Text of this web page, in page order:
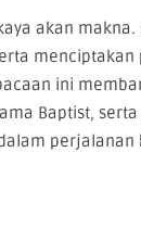
akan
menciptakan
ini
Baptist,
perjalanan